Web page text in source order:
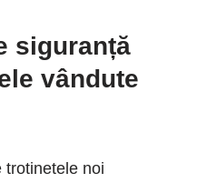
siguranță
vândute
trotinetele noi